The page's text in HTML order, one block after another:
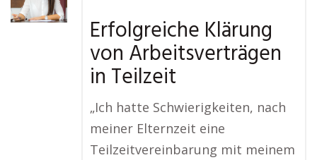
Erfolgreiche Klärung
von Arbeitsverträgen
in Teilzeit
„Ich hatte Schwierigkeiten, nach
meiner Elternzeit eine
Teilzeitvereinbarung mit meinem